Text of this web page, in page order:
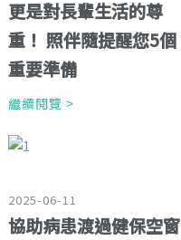
更是對長輩生活的尊
重！ 照伴隨提醒您5個
重要準備
繼續閱覽 >
2025-06-11
協助病患渡過健保空窗